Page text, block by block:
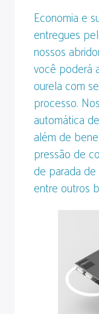
Economia e
entregues
nossos
você poderá
ourela com
processo.
automática
além de
pressão de
de parada
entre outros